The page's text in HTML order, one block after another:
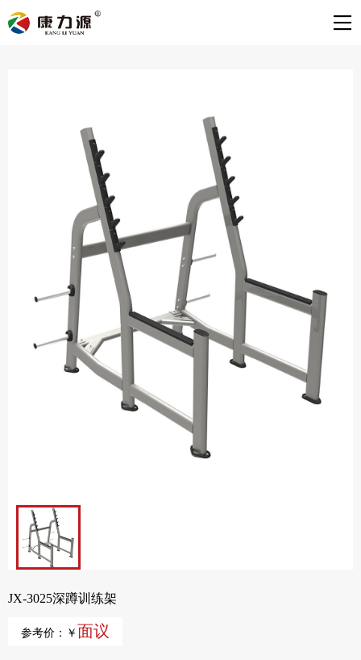
JX-3025深蹲训练架
参考价：￥ 面议